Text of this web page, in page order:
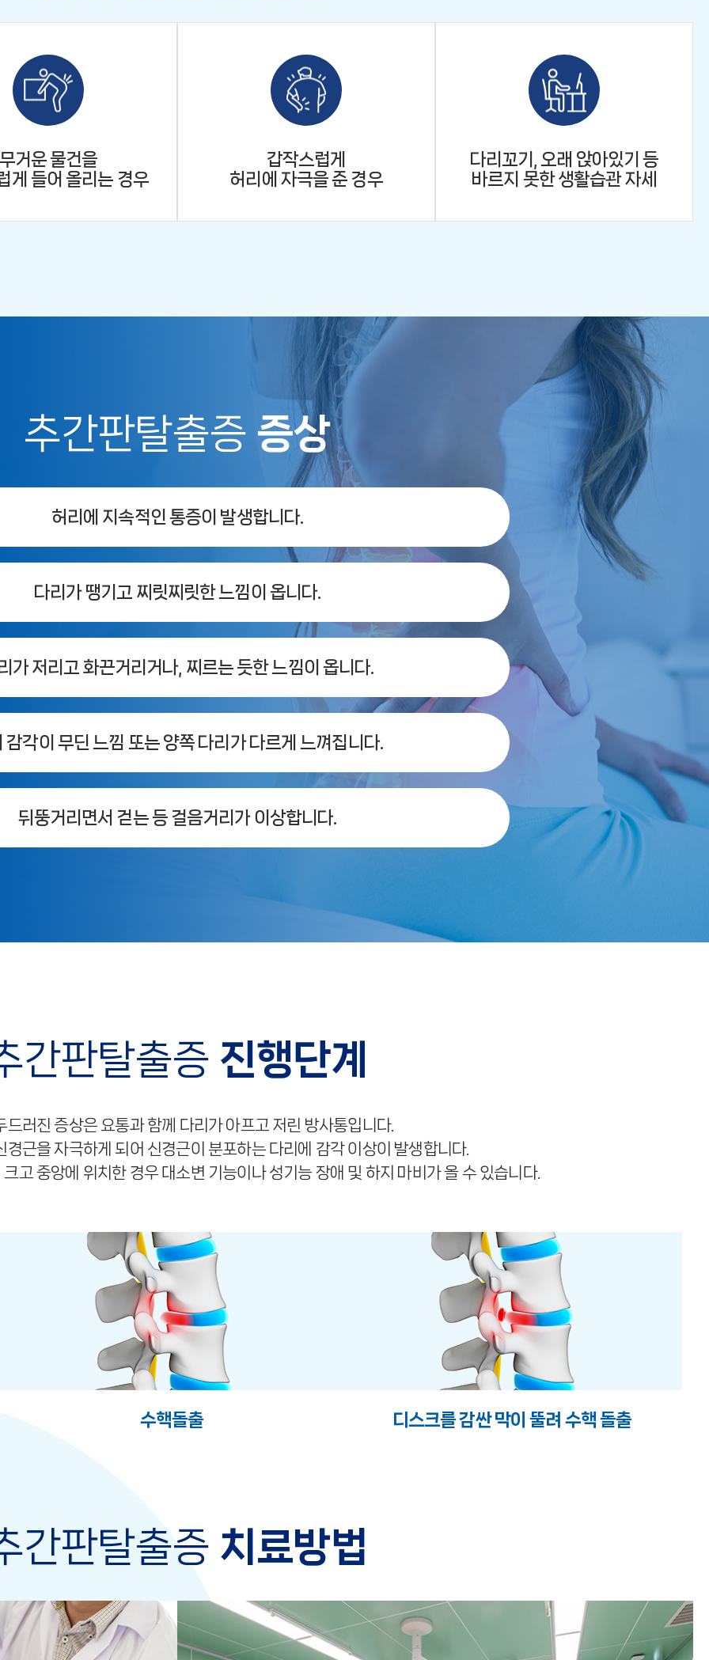
거운 물건을
게 들어 올리는 경우
갑작스럽게
허리에 자극을 준 경우
다리꼬기, 오래 앉아있기 등
바르지 못한 생활습관 자세
추간판탈출증 증상
허리에 지속적인 통증이 발생합니다.
다리가 땡기고 찌릿찌릿한 느낌이 옵니다.
가 저리고 화끈거리거나, 찌르는 듯한 느낌이 옵니다.
감각이 무딘 느낌 또는 양쪽 다리가 다르게 느껴집니다.
뒤뚱거리면서 걷는 등 걸음거리가 이상합니다.
간판탈출증 진행단계
드러진 증상은 요통과 함께 다리가 아프고 저린 방사통입니다.
경근을 자극하게 되어 신경근이 분포하는 다리에 감각 이상이 발생합니다.
고 중앙에 위치한 경우 대소변 기능이나 성기능 장애 및 하지 마비가 올 수 있습니다.
수핵돌출 디스크를 감싼 막이 뚤려 수핵 돌출
간판탈출증 치료방법